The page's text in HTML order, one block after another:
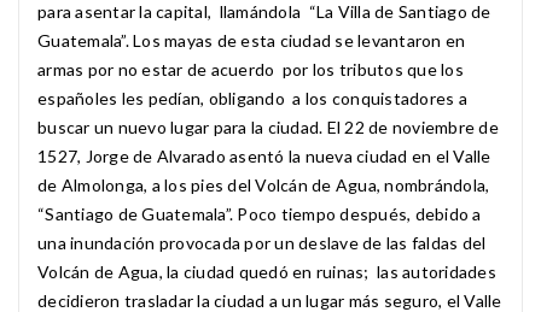
para asentar la capital, llamándola “La Villa de Santiago de
Guatemala”. Los mayas de esta ciudad se levantaron en
armas por no estar de acuerdo por los tributos que los
españoles les pedían, obligando a los conquistadores a
buscar un nuevo lugar para la ciudad. El 22 de noviembre de
1527, Jorge de Alvarado asentó la nueva ciudad en el Valle
de Almolonga, a los pies del Volcán de Agua, nombrándola,
“Santiago de Guatemala”. Poco tiempo después, debido a
una inundación provocada por un deslave de las faldas del
Volcán de Agua, la ciudad quedó en ruinas; las autoridades
decidieron trasladar la ciudad a un lugar más seguro, el Valle